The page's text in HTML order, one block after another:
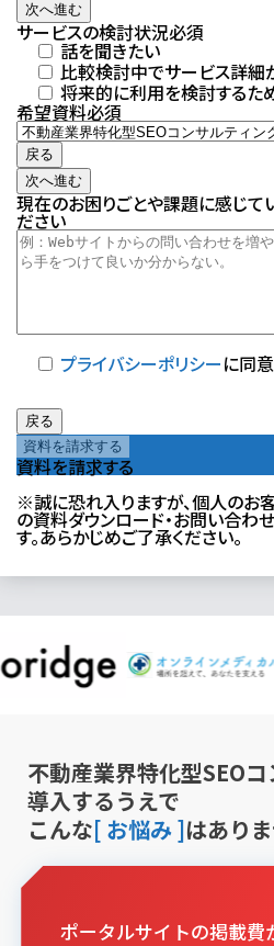
次へ進む
サービスの検討状況必須
話を聞きたい
比較検討中でサービス詳細
将来的に利用を検討するた
希望資料必須
戻る
次へ進む
現在のお困りごとや課題に感じて
ださい
プライバシーポリシーに同
戻る
資料を請求する
※誠に恐れ入りますが、個人のお
の資料ダウンロード・お問い合わ
す。あらかじめご了承ください。
不動産業界特化型SEO
導入するうえで
こんな[ お悩み ]はあり
ポータルサイトの掲載費